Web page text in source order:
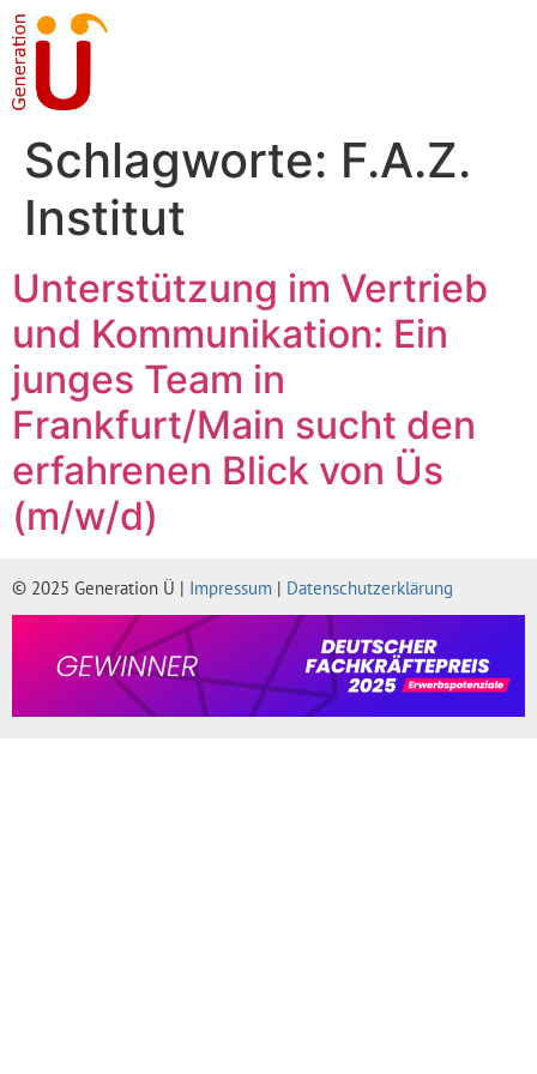
Schlagworte: F.A.Z.
Institut
Unterstützung im Vertrieb
und Kommunikation: Ein
junges Team in
Frankfurt/Main sucht den
erfahrenen Blick von Üs
(m/w/d)
© 2025 Generation Ü | Impressum | Datenschutzerklärung